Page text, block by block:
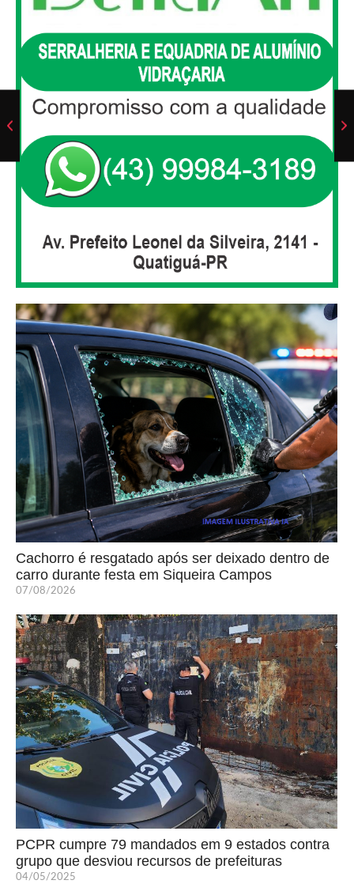
Cachorro é resgatado após ser deixado dentro de
carro durante festa em Siqueira Campos
07/08/2026
PCPR cumpre 79 mandados em 9 estados contra
grupo que desviou recursos de prefeituras
04/05/2025